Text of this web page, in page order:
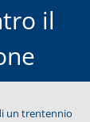
il
un trentennio